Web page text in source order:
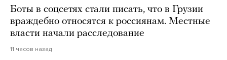
Боты в соцсетях стали писать, что в Грузии
враждебно относятся к россиянам. Местные
власти начали расследование
11 часов назад